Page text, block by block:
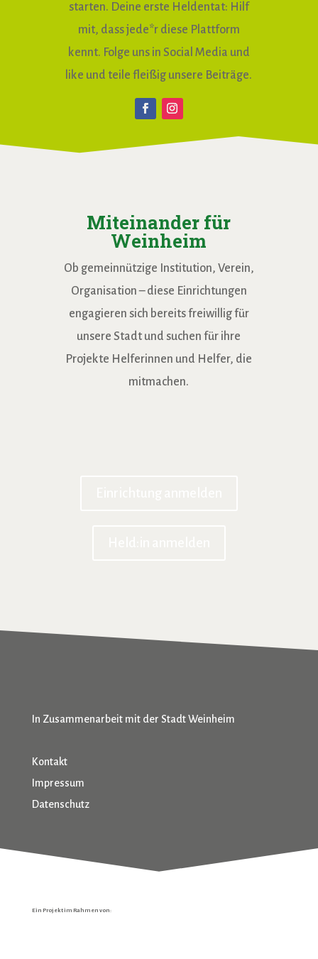
starten. Deine erste Heldentat: Hilf
mit, dass jede*r diese Plattform
kennt. Folge uns in Social Media und
like und teile fleißig unsere Beiträge.
Miteinander für
Weinheim
Ob gemeinnützige Institution, Verein,
Organisation – diese Einrichtungen
engagieren sich bereits freiwillig für
unsere Stadt und suchen für ihre
Projekte Helferinnen und Helfer, die
mitmachen.
In Zusammenarbeit mit der Stadt Weinheim
Kontakt
Impressum
Datenschutz
Ein Projekt im Rahmen von: